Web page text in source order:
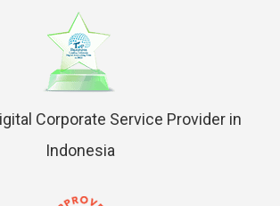
Corporate Service Provider in
Indonesia